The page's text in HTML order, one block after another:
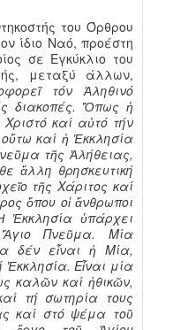
του Όρθρου
ίδιο Ναό, προέστη
σε Εγκύκλιο του
μεταξύ άλλων,
τόν Ἀληθινό
διακοπές. Ὅπως ἡ
καί αὐτό τήν
καί ἡ Ἐκκλησία
τῆς Ἀλήθειας,
ἄλλη θρησκευτική
τῆς Χάριτος καί
ὅπου οἱ ἄνθρωποι
Ἐκκλησία ὑπάρχει
Πνεῦμα. Μία
δέν εἶναι ἡ Μία,
Ἐκκλησία. Εἶναι μία
καλῶν καί ἠθικῶν,
τή σωτηρία τους
καί στό ψέμα τοῦ